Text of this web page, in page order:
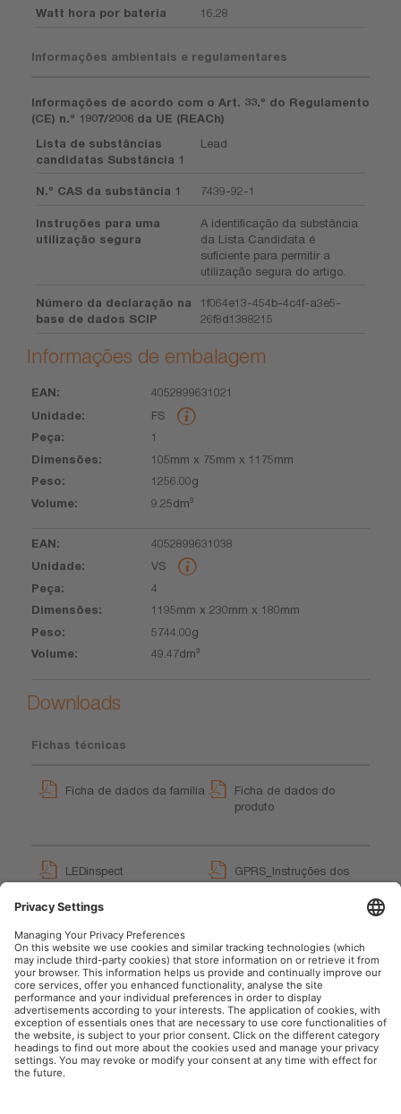
Watt hora por bateria 16.28
Informações ambientais e regulamentares
Informações de acordo com o Art. 33.º do Regulamento
(CE) n.º 1907/2006 da UE (REACh)
Lista de substâncias
candidatas Substância 1
Lead
N.º CAS da substância 1 7439-92-1
Instruções para uma
utilização segura
A identificação da substância
da Lista Candidata é
suficiente para permitir a
utilização segura do artigo.
Número da declaração na
base de dados SCIP
1f064e13-454b-4c4f-a3e5-
26f8d1388215
Informações de embalagem
EAN Peça Dimensões
4052899631021
FS
1
105mm x 75mm x 1175mm
1256.00g
9.25dm³
4052899631038
VS
4
1195mm x 230mm x 180mm
5744.00g
49.47dm³
Downloads
Fichas técnicas
Ficha de dados da família
Ficha de dados do
produto
LEDinspect
RECHARGEABLE
UNDERBONNET LIGHT
User instruction
GPRS_Instruções dos
símbolos de segurança
OSRAM Automóvel nas Redes Sociais